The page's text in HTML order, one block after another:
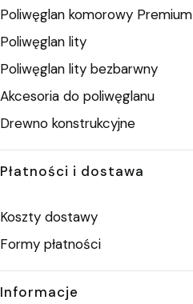
Poliwęglan komorowy Premium
Poliwęglan lity
Poliwęglan lity bezbarwny
Akcesoria do poliwęglanu
Drewno konstrukcyjne
Płatności i dostawa
Koszty dostawy
Formy płatności
Informacje